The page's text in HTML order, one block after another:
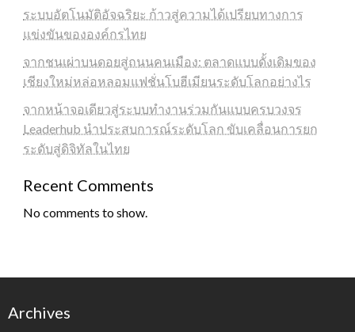
ระบบอัตโนมัติอัจฉริยะ ก้าวสู่ความได้เปรียบทางการ
แข่งขันขององค์กรไทย
จากชนเผ่าบนดอยสู่ถนนคนเมือง: ตลาดแบบดั้งเดิมของ
เชียงใหม่หล่อหลอมแฟชั่นโบฮีเมียนระดับโลกอย่างไร
จากหน้าจอเดียวสู่ระบบทำงานร่วมกันแบบครบวงจร
Leaderhub นำประสบการณ์ระดับโลก ขับเคลื่อนการยก
ระดับสู่ดิจิทัลในไทย
Recent Comments
No comments to show.
Archives